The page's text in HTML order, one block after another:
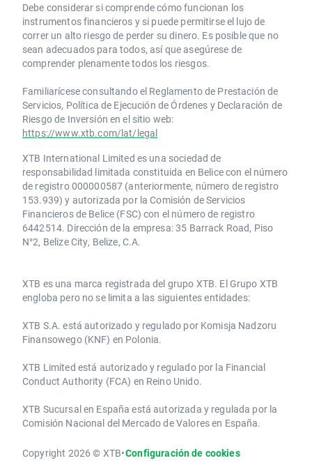
Debe considerar si comprende cómo funcionan los
instrumentos financieros y si puede permitirse el lujo de
correr un alto riesgo de perder su dinero. Es posible que no
sean adecuados para todos, así que asegúrese de
comprender plenamente todos los riesgos.
Familiarícese consultando el Reglamento de Prestación de
Servicios, Política de Ejecución de Órdenes y Declaración de
Riesgo de Inversión en el sitio web:
https://www.xtb.com/lat/legal
XTB International Limited es una sociedad de
responsabilidad limitada constituida en Belice con el número
de registro 000000587 (anteriormente, número de registro
153.939) y autorizada por la Comisión de Servicios
Financieros de Belice (FSC) con el número de registro
6442514. Dirección de la empresa: 35 Barrack Road, Piso
N°2, Belize City, Belize, C.A.
​​XTB es una marca registrada del grupo XTB. El Grupo XTB
engloba pero no se limita a las siguientes entidades:
XTB S.A.​ está autorizado y regulado por Komisja Nadzoru
Finansowego (KNF) ​en Polonia.
XTB Limited ​está autorizado y regulado por la ​Financial
Conduct Authority ​(FCA) en ​​Reino Unido.
XTB Sucursal en España está autorizada y regulada por la
Comisión Nacional del Mercado de Valores en España.
Copyright 2026 © XTB•Configuración de cookies